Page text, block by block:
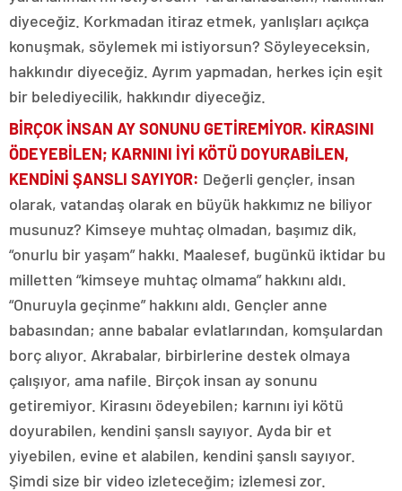
diyeceğiz. Korkmadan itiraz etmek, yanlışları açıkça
konuşmak, söylemek mi istiyorsun? Söyleyeceksin,
hakkındır diyeceğiz. Ayrım yapmadan, herkes için eşit
bir belediyecilik, hakkındır diyeceğiz.
BİRÇOK İNSAN AY SONUNU GETİREMİYOR. KİRASINI
ÖDEYEBİLEN; KARNINI İYİ KÖTÜ DOYURABİLEN,
KENDİNİ ŞANSLI SAYIYOR: Değerli gençler, insan
olarak, vatandaş olarak en büyük hakkımız ne biliyor
musunuz? Kimseye muhtaç olmadan, başımız dik,
“onurlu bir yaşam” hakkı. Maalesef, bugünkü iktidar bu
milletten “kimseye muhtaç olmama” hakkını aldı.
“Onuruyla geçinme” hakkını aldı. Gençler anne
babasından; anne babalar evlatlarından, komşulardan
borç alıyor. Akrabalar, birbirlerine destek olmaya
çalışıyor, ama nafile. Birçok insan ay sonunu
getiremiyor. Kirasını ödeyebilen; karnını iyi kötü
doyurabilen, kendini şanslı sayıyor. Ayda bir et
yiyebilen, evine et alabilen, kendini şanslı sayıyor.
Şimdi size bir video izleteceğim; izlemesi zor.